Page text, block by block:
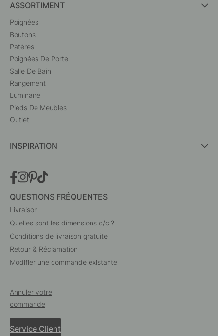
ASSORTIMENT
Poignées
Boutons
Patères
Poignées De Porte
Salle De Bain
Rangement
Luminaire
Pieds De Meubles
Outlet
INSPIRATION
QUESTIONS FRÉQUENTES
Livraison
Quelles sont les dimensions c/c ?
Conditions de livraison gratuite
Retour & Réclamation
Modifier une commande existante
Annuler votre
commande
Service Client